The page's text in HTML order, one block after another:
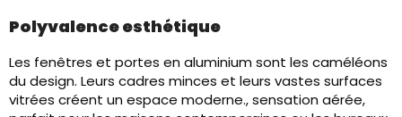
Polyvalence esthétique
Les fenêtres et portes en aluminium sont les caméléons
du design. Leurs cadres minces et leurs vastes surfaces
vitrées créent un espace moderne., sensation aérée,